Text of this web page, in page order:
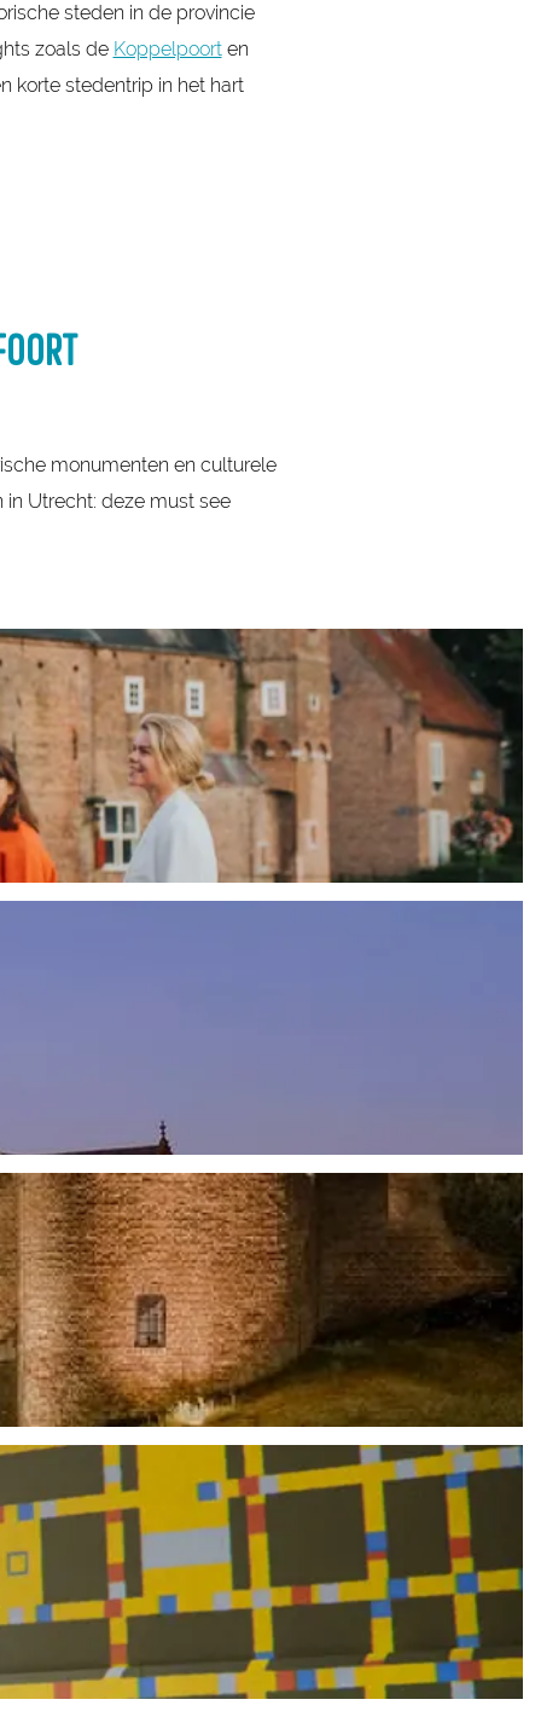
steden in de provincie
zoals de Koppelpoorten
korte stedentrip in het hart
monumenten en culturele
Utrecht: deze must see
Nederland.